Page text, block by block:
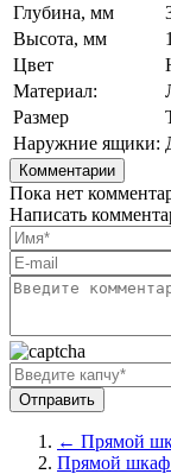
Глубина, мм
Высота, мм
Цвет
Материал:
Размер
Наружние ящики:
Комментарии
Пока нет
Написать
← Прямой
Прямой